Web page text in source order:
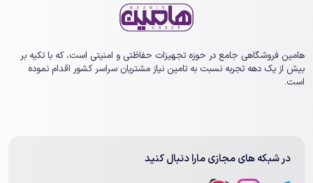
هامین فروشگاهی جامع در حوزه تجهیزات حفاظتی و امنیتی است، که با تکیه بر
بیش از یک ‏دهه تجربه نسبت به تامین نیاز مشتریان سراسر کشور اقدام نموده
است.
در شبکه های مجازی مارا دنبال کنید